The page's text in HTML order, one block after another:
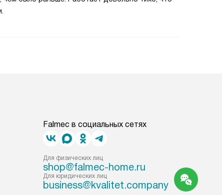
Falmec в социальных сетях
Для физических лиц
shop@falmec-home.ru
Для юридических лиц
business@kvalitet.company